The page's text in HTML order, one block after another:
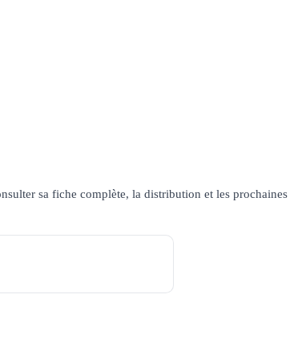
sa fiche complète, la distribution et les prochaines